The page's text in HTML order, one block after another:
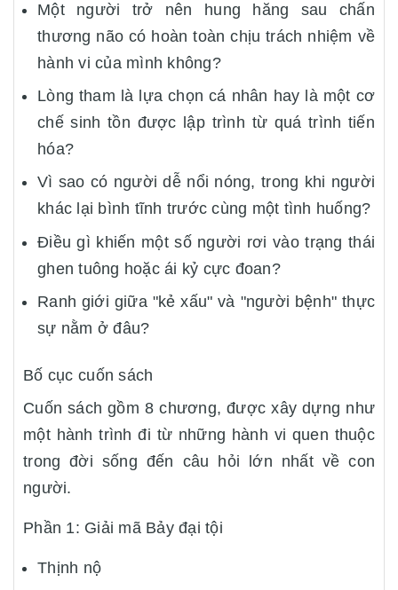
Một người trở nên hung hăng sau chấn
thương não có hoàn toàn chịu trách nhiệm về
hành vi của mình không?
Lòng tham là lựa chọn cá nhân hay là một cơ
chế sinh tồn được lập trình từ quá trình tiến
hóa?
Vì sao có người dễ nổi nóng, trong khi người
khác lại bình tĩnh trước cùng một tình huống?
Điều gì khiến một số người rơi vào trạng thái
ghen tuông hoặc ái kỷ cực đoan?
Ranh giới giữa "kẻ xấu" và "người bệnh" thực
sự nằm ở đâu?
Bố cục cuốn sách
Cuốn sách gồm 8 chương, được xây dựng như
một hành trình đi từ những hành vi quen thuộc
trong đời sống đến câu hỏi lớn nhất về con
người.
Phần 1: Giải mã Bảy đại tội
Thịnh nộ